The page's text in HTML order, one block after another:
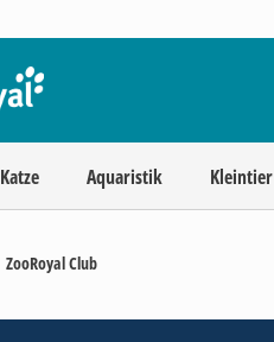
Katze Aquaristik Kleintier
ZooRoyal Club